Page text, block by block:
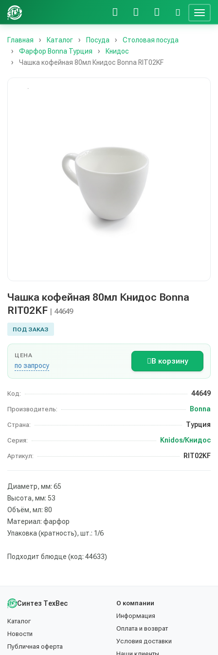
Главная Каталог Посуда
Столовая посуда
Фарфор Bonna Турция
Книдос
Чашка кофейная 80мл Книдос Bonna RIT02KF
Чашка кофейная 80мл Книдос Bonna
RIT02KF | 44649
ПОД ЗАКАЗ
ЦЕНА
по запросу
В корзину
Код: 44649
Производитель: Bonna
Страна: Турция
Серия: Knidos/Книдос
Артикул: RIT02KF
Диаметр, мм: 65
Высота, мм: 53
Объём, мл: 80
Материал: фарфор
Упаковка (кратность), шт.: 1/6
Подходит блюдце (код: 44633)
Синтез ТехВес
Каталог
Новости
Публичная оферта
О компании
Информация
Оплата и возврат
Условия доставки